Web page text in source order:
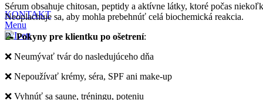
KONTAKT
Menu
Sérum obsahuje chitosan, peptidy a aktívne látky, ktoré počas
Neoplachuje sa, aby mohla prebehnúť celá biochemická reakcia.
📝Pokyny pre klientku po ošetrení:
❌ Neumývať tvár do nasledujúceho dňa
❌ Nepoužívať krémy, séra, SPF ani make-up
❌ Vyhnúť sa saune, tréningu, poteniu